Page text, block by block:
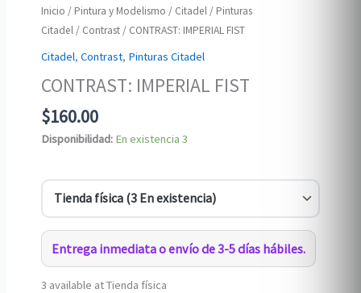
Inicio / Pintura y Modelismo / Citadel / Pinturas
Citadel / Contrast / CONTRAST: IMPERIAL FIST
Citadel,Contrast, Pinturas Citadel
CONTRAST: IMPERIAL FIST
$160.00
Disponibilidad: En existencia 3
Entrega inmediata o envío de 3-5 días hábiles.
3 available at Tienda física